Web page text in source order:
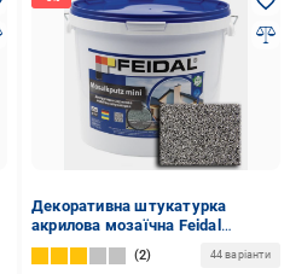
Декоративна штукатурка
акрилова мозаїчна Feidal
Mosaikputz mini А17 25 кг
(1886455528)
2 44 варіанти